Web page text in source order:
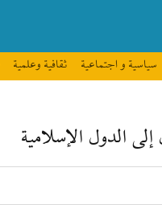
سیاسیة و اجتماعیة ثقافیة وعلمیة
الدول الإسلامية